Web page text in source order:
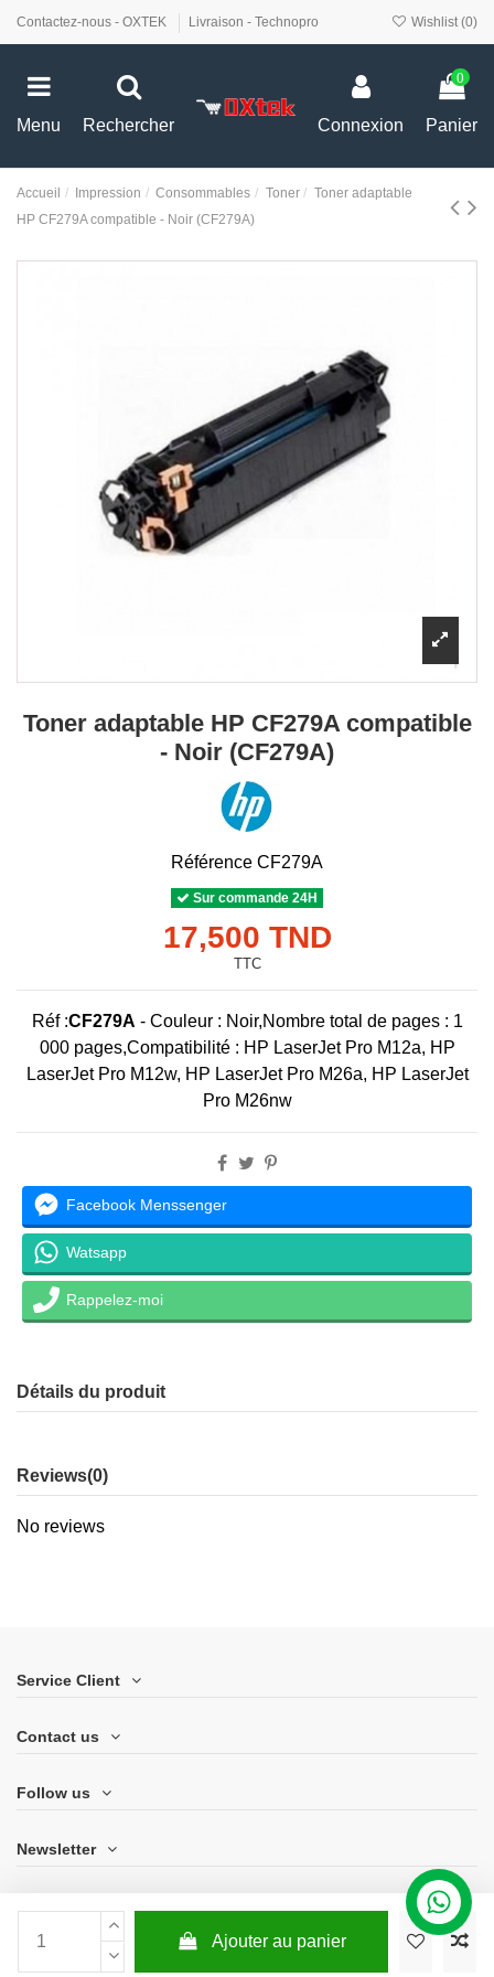
Contactez-nous - OXTEK Livraison - Technopro Wishlist (0)
Menu Rechercher Connexion
0
Panier
Accueil Impression Consommables Toner
Toner adaptable
HP CF279A compatible - Noir (CF279A)
Toner adaptable HP CF279A compatible
- Noir (CF279A)
Référence CF279A
Sur commande 24H
17,500 TND
TTC
Réf :CF279A - Couleur : Noir,Nombre total de pages : 1
000 pages,Compatibilité: HP LaserJet Pro M12a, HP
LaserJet Pro M12w, HP LaserJet Pro M26a, HP LaserJet
Pro M26nw
Ajouter au panier
Facebook Menssenger
Watsapp
Rappelez-moi
Détails du produit
Reviews(0)
No reviews
Service Client
Contact us
Follow us
Newsletter